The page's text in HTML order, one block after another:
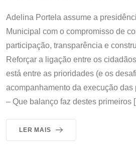
Adelina Portela assume a
Municipal com o compromisso de
participação, transparência e
Reforçar a ligação entre os
está entre as prioridades (e os
acompanhamento da execução
– Que balanço faz destes primeiros
LER MAIS